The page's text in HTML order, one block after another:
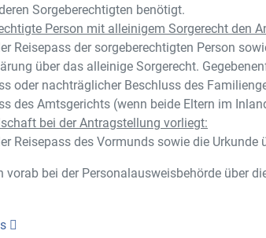
Sorgeberechtigten benötigt.
Person mit alleinigem Sorgerecht den
Reisepass der sorgeberechtigten Person
über das alleinige Sorgerecht.
oder nachträglicher Beschluss des
des Amtsgerichts (wenn beide Eltern im
bei der Antragstellung vorliegt:
Reisepass des Vormunds sowie die Urkunde
vorab bei der Personalausweisbehörde über